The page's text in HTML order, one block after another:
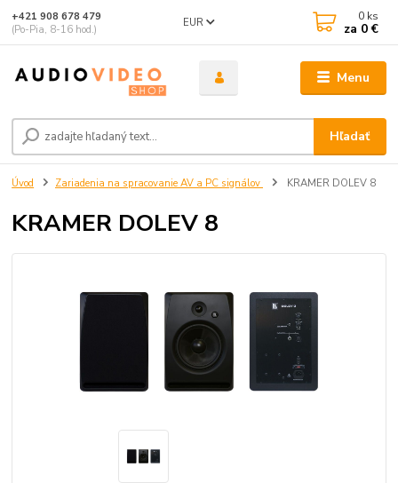
Menu
EUR
Hľadať
+421 908 678 479
(Po-Pia, 8-16 hod.)
0 ks
za 0 €
Úvod Zariadenia na spracovanie AV a PC signálov KRAMER DOLEV 8
KRAMER DOLEV 8